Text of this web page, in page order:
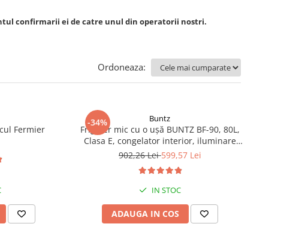
confirmarii ei de catre unul din operatorii nostri.
Ordoneaza:
Fermier
-34% Buntz
Frigider mic cu o ușă BUNTZ BF-90, 80L,
Clasa E, congelator interior, iluminare
LED, 83 cm, Alb
902,26 Lei599,57 Lei
IN STOC
ADAUGA IN COS